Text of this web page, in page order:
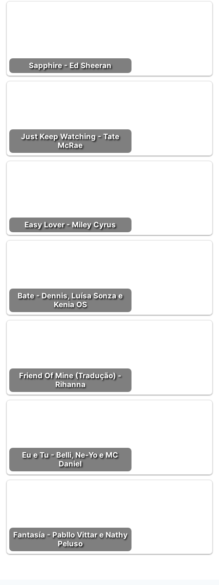
Sapphire - Ed Sheeran
Just Keep Watching - Tate
McRae
Easy Lover - Miley Cyrus
Bate - Dennis, Luísa Sonza e
Kenia OS
Friend Of Mine (Tradução) -
Rihanna
Eu e Tu - Belli, Ne-Yo e MC
Daniel
Fantasía - Pabllo Vittar e Nathy
Peluso